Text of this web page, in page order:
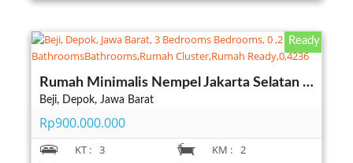
Ready
Rumah Minimalis Nempel Jakarta Selatan di Kukusan Beji Depok
Beji, Depok, Jawa Barat
Rp900.000.000
KT : 3 KM : 2